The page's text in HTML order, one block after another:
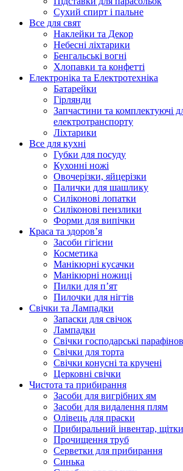
Сухий спирт і пальне
Все для свят
Наклейки та Декор
Небесні ліхтарики
Бенгальські вогні
Хлопавки та конфетті
Електроніка та Електротехніка
Батарейки
Гірлянди
Запчастини та комплектуючі
електротранспорту
Ліхтарики
Все для кухні
Губки для посуду
Кухонні ножі
Овочерізки, яйцерізки
Палички для шашлику
Силіконові лопатки
Силіконові пензлики
Форми для випічки
Краса та здоров’я
Засоби гігієни
Косметика
Манікюрні кусачки
Манікюрні ножиці
Пилки для п’ят
Пилочки для нігтів
Свічки та Лампадки
Запаски для свічок
Лампадки
Свічки господарські
Свічки для торта
Свічки конусні та кручені
Церковні свічки
Чистота та прибирання
Засоби для вигрібних ям
Засоби для видалення плям
Олівець для праски
Прибиральний інвентар,
Прочищення труб
Серветки для прибирання
Синька